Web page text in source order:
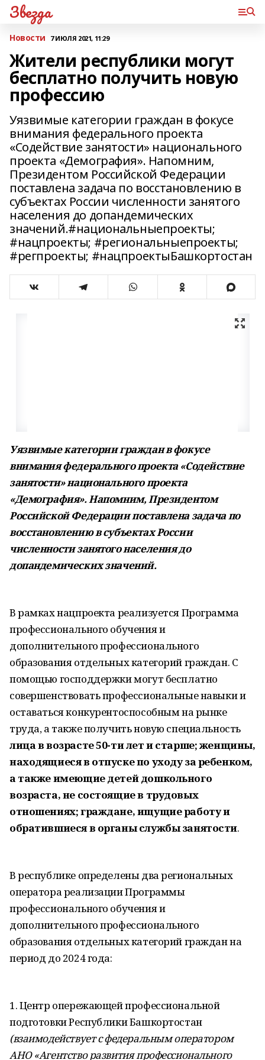
Звезда
Новости 7 ИЮЛЯ 2021, 11:29
Жители республики могут
бесплатно получить новую
профессию
Уязвимые категории граждан в фокусе
внимания федерального проекта
«Содействие занятости» национального
проекта «Демография». Напомним,
Президентом Российской Федерации
поставлена задача по восстановлению в
субъектах России численности занятого
населения до допандемических
значений.#национальныепроекты;
#нацпроекты; #региональныепроекты;
#регпроекты; #нацпроектыБашкортостан
Уязвимые категории граждан в фокусе
внимания федерального проекта «Содействие
занятости» национального проекта
«Демография». Напомним, Президентом
Российской Федерации поставлена задача по
восстановлению в субъектах России
численности занятого населения до
допандемических значений.
В рамках нацпроекта реализуется Программа
профессионального обучения и
дополнительного профессионального
образования отдельных категорий граждан. С
помощью господдержки могут бесплатно
совершенствовать профессиональные навыки и
оставаться конкурентоспособным на рынке
труда, а также получить новую специальность
лица в возрасте 50-ти лет и старше; женщины,
находящиеся в отпуске по уходу за ребенком,
а также имеющие детей дошкольного
возраста, не состоящие в трудовых
отношениях; граждане, ищущие работу и
обратившиеся в органы службы занятости.
В республике определены два региональных
оператора реализации Программы
профессионального обучения и
дополнительного профессионального
образования отдельных категорий граждан на
период до 2024 года:
1. Центр опережающей профессиональной
подготовки Республики Башкортостан
(взаимодействует с федеральным оператором
АНО «Агентство развития профессионального